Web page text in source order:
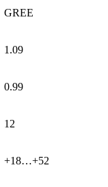
GREE
1.09
0.99
12
+18…+52